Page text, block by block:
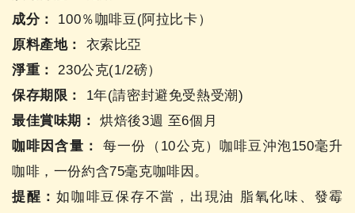
成分：
100％咖啡豆(阿拉比卡）
原料產地：
衣索比亞
淨重：
230公克(1/2磅）
保存期限：
1年(請密封避免受熱受潮)
最佳賞味期：
烘焙後3週 至6個月
咖啡因含量：
每一份（10公克）咖啡豆沖泡150毫升
咖啡，一份約含75毫克咖啡因。
提醒：如咖啡豆保存不當，出現油 脂氧化味、發霉